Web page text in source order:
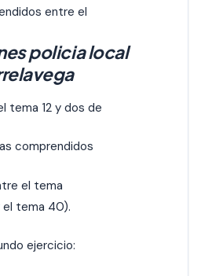
entre el
policia local
tema 12 y dos de
comprendidos
el tema
el tema 40).
ejercicio: